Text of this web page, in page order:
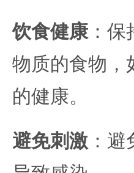
饮食健康：保
物质的食物，
的健康。
避免刺激 ：